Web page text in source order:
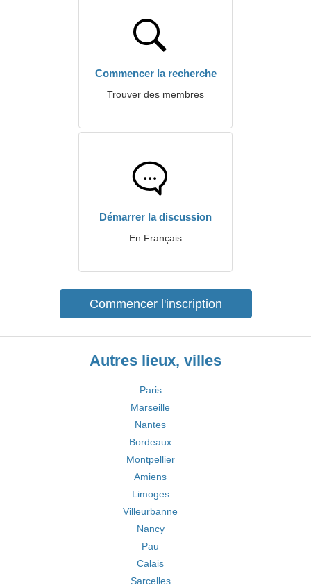
Commencer la recherche
Trouver des membres
Démarrer la discussion
En Français
Commencer l'inscription
Autres lieux, villes
Paris
Marseille
Nantes
Bordeaux
Montpellier
Amiens
Limoges
Villeurbanne
Nancy
Pau
Calais
Sarcelles